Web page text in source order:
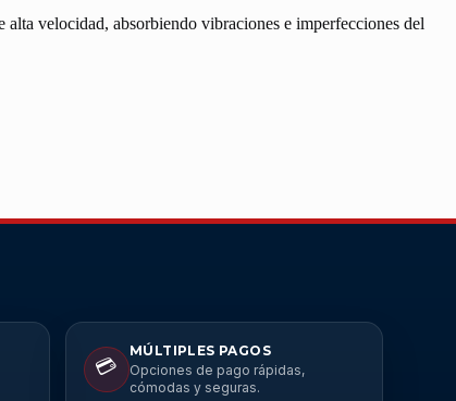
velocidad, absorbiendo vibraciones e imperfecciones del
💳
MÚLTIPLES PAGOS
Opciones de pago rápidas,
cómodas y seguras.